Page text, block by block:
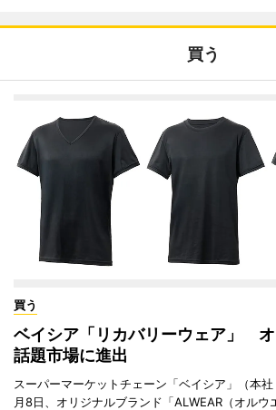
買う
買う
ベイシア「リカバリーウェア」
話題市場に進出
スーパーマーケットチェーン「ベイシア」（本
月8日、オリジナルブランド「ALWEAR（オルウ